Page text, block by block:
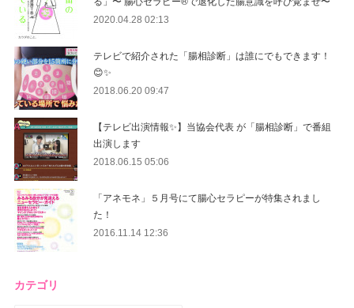
2020.04.28 02:13
テレビで紹介された「腸相診断」は誰にでもできます！
😊✨
2018.06.20 09:47
【テレビ出演情報✨】当協会代表 が「腸相診断」で番組
出演します
2018.06.15 05:06
「アネモネ」５月号にて腸心セラピーが特集されまし
た！
2016.11.14 12:36
カテゴリ